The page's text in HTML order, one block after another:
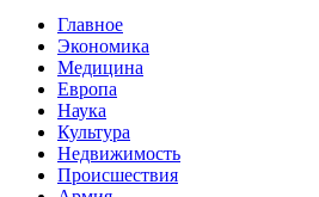
Главное
Экономика
Медицина
Европа
Наука
Культура
Недвижимость
Происшествия